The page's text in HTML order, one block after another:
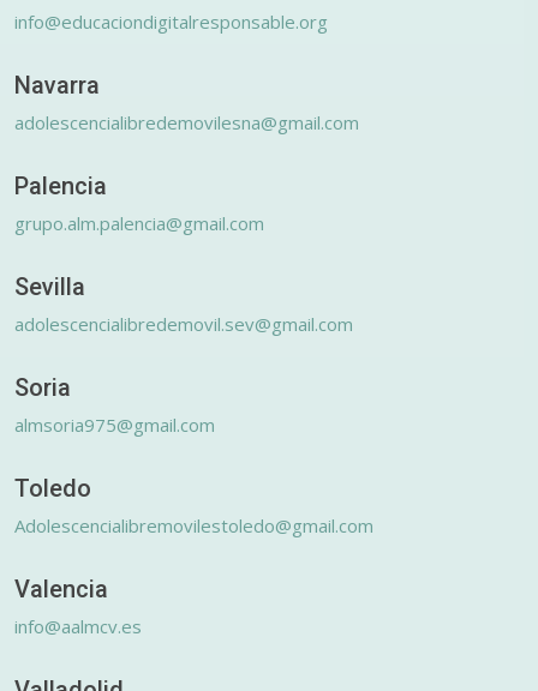
info@educaciondigitalresponsable.org
Navarra
adolescencialibredemovilesna@gmail.com
Palencia
grupo.alm.palencia@gmail.com
Sevilla
adolescencialibredemovil.sev@gmail.com
Soria
almsoria975@gmail.com
Toledo
Adolescencialibremovilestoledo@gmail.com
Valencia
info@aalmcv.es